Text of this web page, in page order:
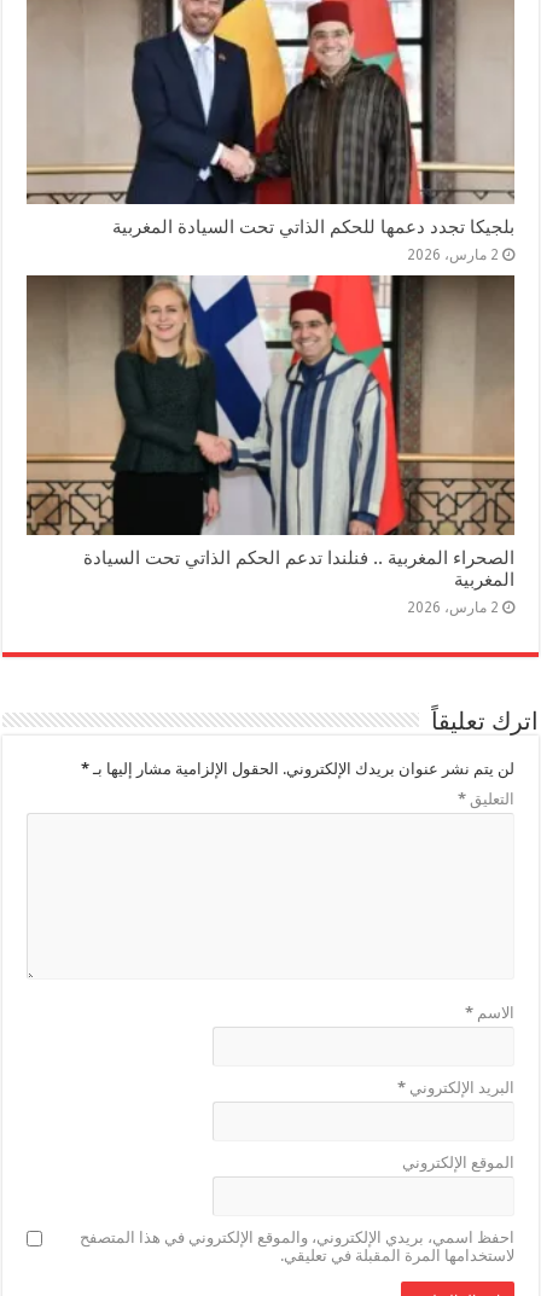
بلجيكا تجدد دعمها للحكم الذاتي تحت السيادة المغربية
2 مارس، 2026
الصحراء المغربية .. فنلندا تدعم الحكم الذاتي تحت السيادة
المغربية
2 مارس، 2026
اترك تعليقاً
لن يتم نشر عنوان بريدك الإلكتروني. الحقول الإلزامية مشار إليها بـ*
التعليق*
الاسم*
البريد الإلكتروني*
الموقع الإلكتروني
احفظ اسمي، بريدي الإلكتروني، والموقع الإلكتروني في هذا المتصفح
لاستخدامها المرة المقبلة في تعليقي.